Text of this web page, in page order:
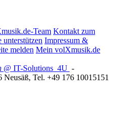
Team Kontakt zum
Impressum &
melden Mein volXmusik.de
@ IT-Solutions 4U -
Neusäß, Tel. +49 176 10015151